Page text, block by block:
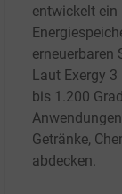
entwickelt
erneuerbaren
Laut Exergy 3
bis 1.200
Getränke,
abdecken.